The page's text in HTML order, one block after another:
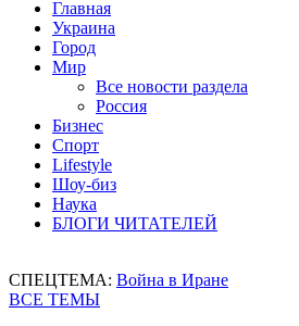
Главная
Украина
Город
Мир
Все новости раздела
Россия
Бизнес
Спорт
Lifestyle
Шоу-биз
Наука
БЛОГИ ЧИТАТЕЛЕЙ
СПЕЦТЕМА: Война в Иране
ВСЕ ТЕМЫ